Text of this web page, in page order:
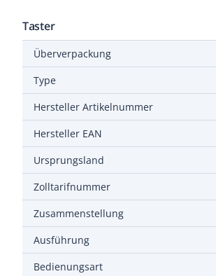
Taster
Überverpackung
Type
Hersteller Artikelnummer
Hersteller EAN
Ursprungsland
Zolltarifnummer
Zusammenstellung
Ausführung
Bedienungsart